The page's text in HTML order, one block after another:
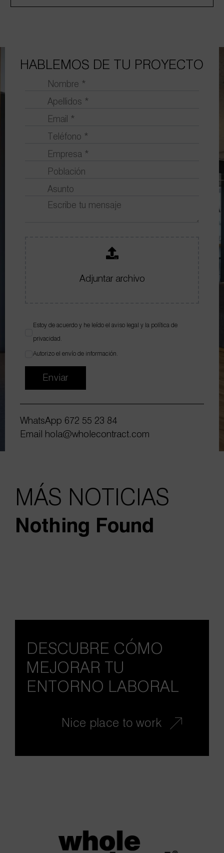
HABLEMOS DE TU PROYECTO
Adjuntar archivo
Estoy de acuerdo y he leído elaviso legal y la política de
privacidad .
Autorizo el envío de información.
Enviar
WhatsApp 672 55 23 84
Email
hola@wholecontract.com
MÁS NOTICIAS
Nothing Found
DESCUBRE CÓMO
MEJORAR TU
ENTORNO LABORAL
Nice place to work